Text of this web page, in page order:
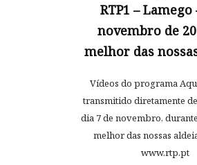
RTP1 – Lamego
novembro de
melhor das
Vídeos do programa
transmitido diretamente
dia 7 de novembro,
melhor das nossas
www.rtp.pt